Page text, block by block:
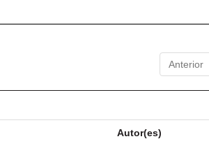
Anterior
Autor(es)